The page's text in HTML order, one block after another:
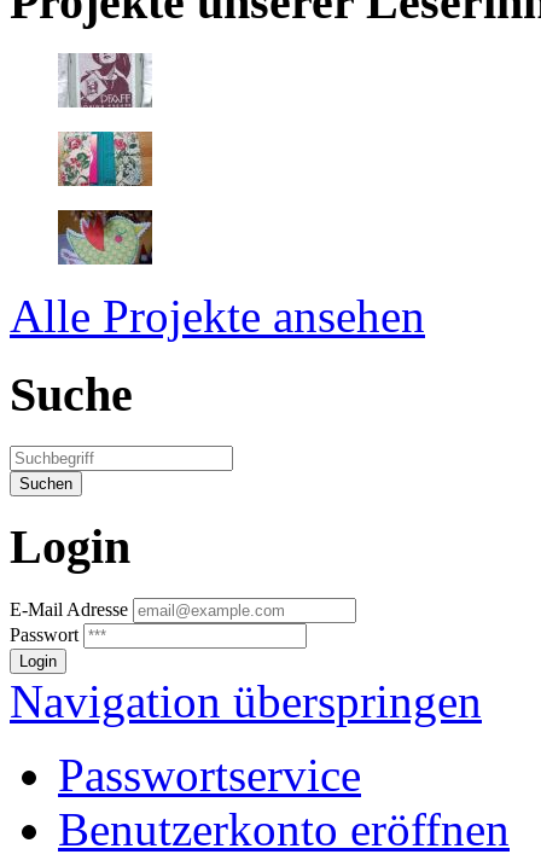
Alle Projekte ansehen
Suche
Login
E-Mail Adresse
Passwort
Navigation überspringen
Passwortservice
Benutzerkonto eröffnen